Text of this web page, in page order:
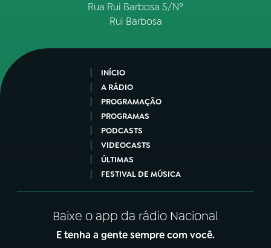
Rua Rui Barbosa S/Nº
Rui Barbosa
INÍCIO
A RÁDIO
PROGRAMAÇÃO
PROGRAMAS
PODCASTS
VIDEOCASTS
ÚLTIMAS
FESTIVAL DE MÚSICA
Baixe o app da rádio Nacional
E tenha a gente sempre com você.